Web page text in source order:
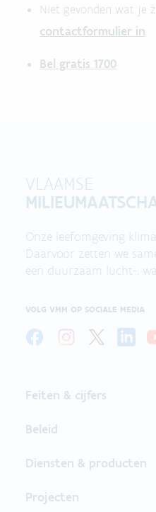
Niet gevonden wat je
contactformulier in
Bel gratis 1700
VLAAMSE
Onze leefomgeving
Daarvoor zetten we
een duurzaam lucht-,
VOLG VMM OP SOCIALE MEDIA
Feiten & cijfers
Beleid
Diensten & producten
Projecten